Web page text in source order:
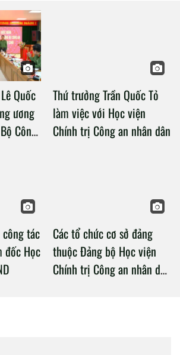
Quốc
ương
Công
Thứ trưởng Trần Quốc Tỏ
làm việc với Học viện
Chính trị Công an nhân dân
tác
đốc Học
Các tổ chức cơ sở đảng
thuộc Đảng bộ Học viện
Chính trị Công an nhân dân